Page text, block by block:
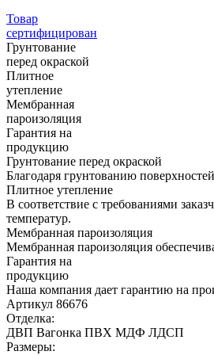
Товар
сертифицирован
Грунтование
перед окраской
Плитное
утепление
Мембранная
пароизоляция
Гарантия на
продукцию
Грунтование перед окраской
Благодаря грунтованию
Плитное утепление
В соответствие с требованиями
температур.
Мембранная пароизоляция
Мембранная пароизоляция
Гарантия на
продукцию
Наша компания дает гарантию на
Артикул 86676
Отделка:
ДВП Вагонка ПВХ МДФ ЛДСП
Размеры: